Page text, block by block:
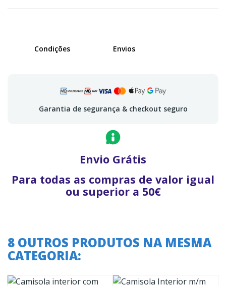
Condições Envios
Garantia de segurança & checkout seguro
Envio Grátis
Para todas as compras de valor igual
ou superior a 50€
8 OUTROS PRODUTOS NA MESMA
CATEGORIA: